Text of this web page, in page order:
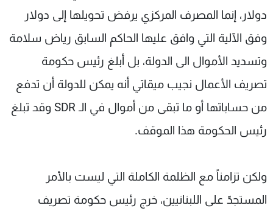
دولار، إنما المصرف المركزي يرفض تحويلها إلى دولار
وفق الآلية التي وافق عليها الحاكم السابق رياض سلامة
وتسديد الأموال الى الدولة، بل أبلغ رئيس حكومة
تصريف الأعمال نجيب ميقاتي أنه يمكن للدولة أن تدفع
من حساباتها أو ما تبقى من أموال في الـ SDR وقد تبلغ
رئيس الحكومة هذا الموقف.
ولكن تزامناً مع الظلمة الكاملة التي ليست بالأمر
المستجدّ على اللبنانيين، خرج رئيس حكومة تصريف